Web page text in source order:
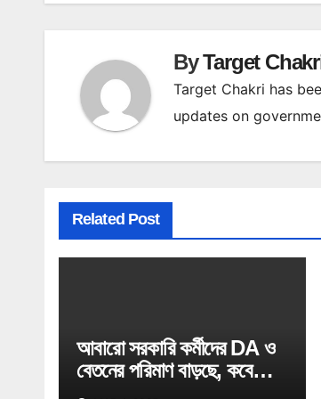
ByTarget
Target Chakri has
updates on
Related Post
আবারো সরকারি কর্মীদের DA ও
বেতনের পরিমাণ বাড়ছে, কবে
থেকে পাবেন জেনে নিন | WB